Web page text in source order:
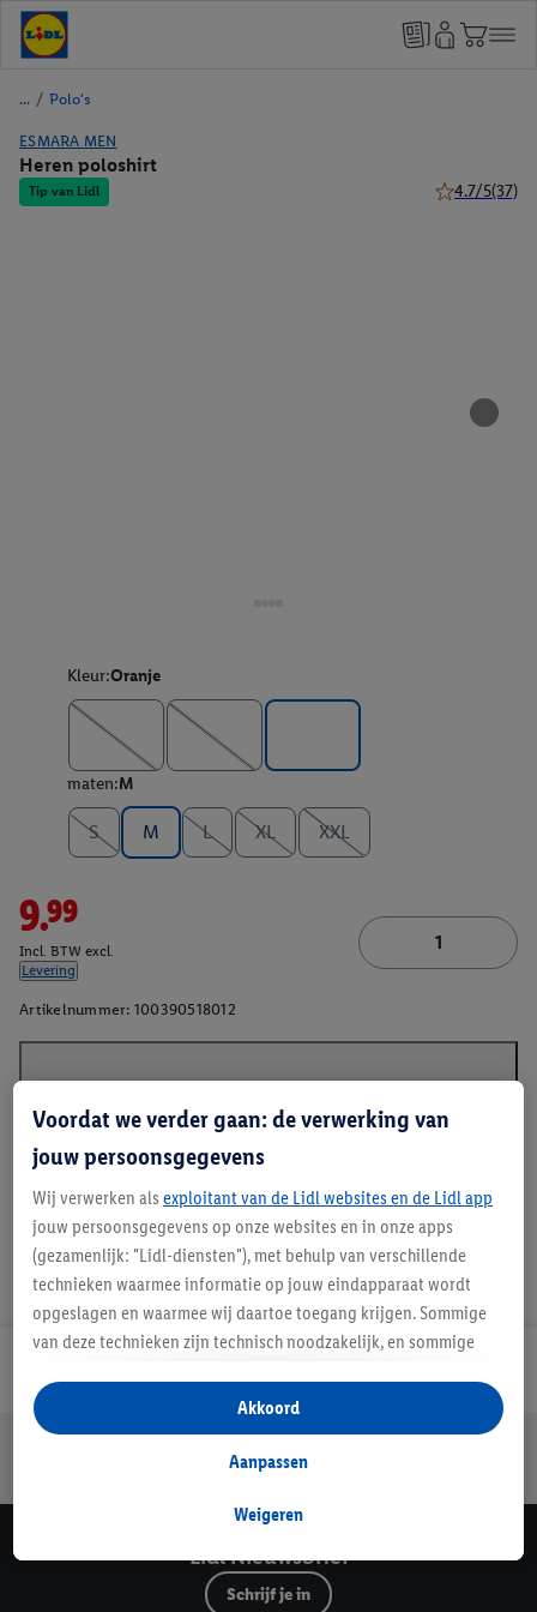
/ Polo's
ESMARA MEN
Heren poloshirt
Tip van Lidl 4.7/5(37)
Kleur:Oranje
maten:M
S M L XL XXL
9.99
Incl. BTW excl.
Levering
Artikelnummer: 100390518012
Veilig winkelen
Lidl Nieuwsbrief
Schrijf je in
Voordat we verder gaan: de verwerking van
jouw persoonsgegevens
Wij verwerken als exploitant van de Lidl websites en de Lidl app
jouw persoonsgegevens op onze websites en in onze apps
(gezamenlijk: "Lidl-diensten"), met behulp van verschillende
technieken waarmee informatie op jouw eindapparaat wordt
opgeslagen en waarmee wij daartoe toegang krijgen. Sommige
van deze technieken zijn technisch noodzakelijk, en sommige
opslaan van voorkeursinstellingen, het verzamelen en
analyseren van statistieken of voor het tonen van
gepersonaliseerde reclame binnen en buiten de Lidl-diensten.
gegevens over jouw aankoopgedrag in de winkel ook voor de
Als je hier toestemming geeft aan ons voor het personaliseren
van reclame en als je vervolgens een Lidl Plus-account
Weigeren
Aanpassen
Akkoord